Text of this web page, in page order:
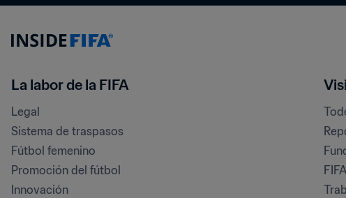
La labor de la FIFA
Legal
Sistema de traspasos
Fútbol femenino
Promoción del fútbol
Innovación